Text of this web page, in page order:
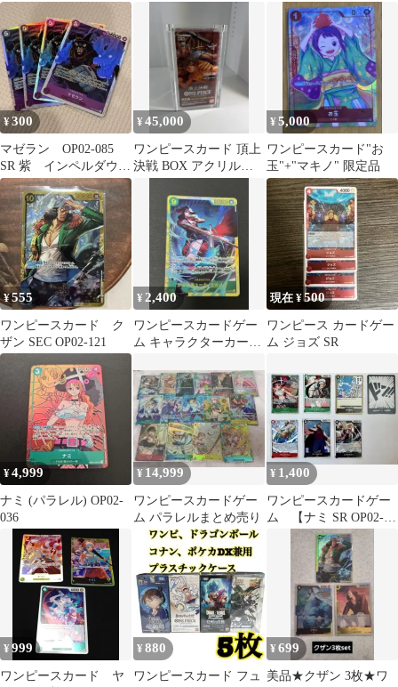
枚
ル3枚セット OP02-
025 L
¥300
マゼラン OP02-085
SR 紫 インペルダウ
ン ワンピースカード
¥45,000
ワンピースカード 頂上
決戦 BOX アクリルケ
¥5,000
ワンピースカード"お
玉"+"マキノ" 限定品
¥555
ワンピースカード ク
ザン SEC OP02-121
¥ 2,400
ワンピースカードゲー
ム キャラクターカード
現在 ¥500
ワンピース カードゲー
ム ジョズ SR
¥4,999
ナミ (パラレル) OP02-
036
¥ 14,999
ワンピースカードゲー
ム パラレルまとめ売り
¥ 1,400
ワンピースカードゲー
ム 【ナミ SR OP02-
036】含む7枚セット
¥999
ワンピースカード ヤ
¥ 880
ワンピースカード フュ
¥699
美品★クザン 3枚★ワ